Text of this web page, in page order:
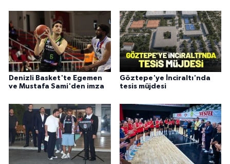
Denizli Basket'te Egemen
ve Mustafa Sami'den imza
Göztepe'ye İnciraltı'nda
tesis müjdesi